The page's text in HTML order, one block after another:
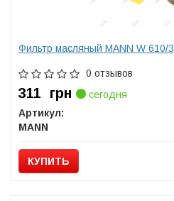
Фильтр масляный MANN W 610/3
0 отзывов
311 грн
сегодня
Артикул:
MANN
КУПИТЬ